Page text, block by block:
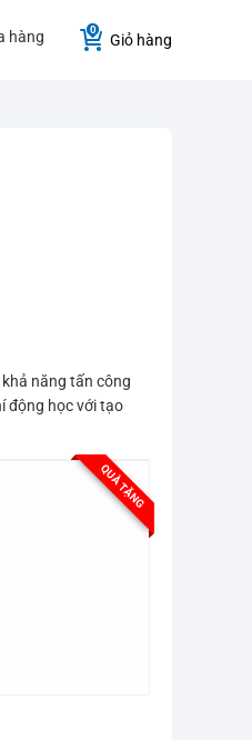
hàng Giỏ hàng
năng tấn công
động học với tạo
QUÀ TẶNG